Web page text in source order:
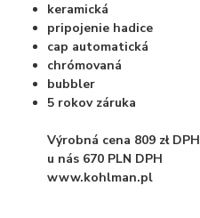
keramická
pripojenie hadice
cap automatická
chrómovaná
bubbler
5 rokov záruka
Výrobná cena 809 zł DPH
u nás 670 PLN DPH
www.kohlman.pl